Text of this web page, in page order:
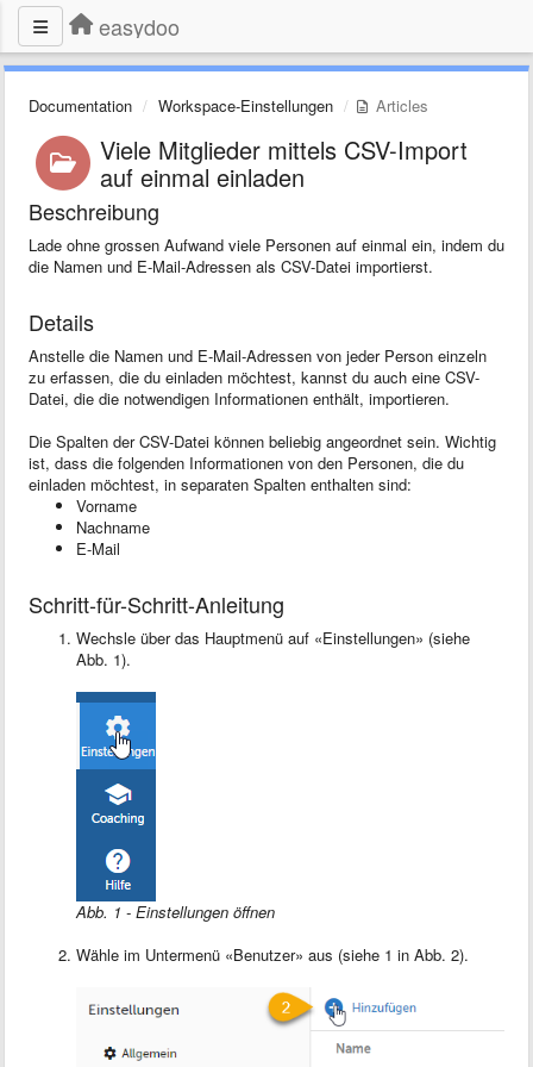
easydoo
Documentation Workspace-Einstellungen Articles
Viele Mitglieder mittels CSV-Import
auf einmal einladen
Beschreibung
Lade ohne grossen Aufwand viele Personen auf einmal ein, indem du
die Namen und E-Mail-Adressen als CSV-Datei importierst.
Details
Anstelle die Namen und E-Mail-Adressen von jeder Person einzeln
zu erfassen, die du einladen möchtest, kannst du auch eine CSV-
Datei, die die notwendigen Informationen enthält, importieren.
Die Spalten der CSV-Datei können beliebig angeordnet sein. Wichtig
ist, dass die folgenden Informationen von den Personen, die du
einladen möchtest, in separaten Spalten enthalten sind:
Vorname
Nachname
E-Mail
Schritt-für-Schritt-Anleitung
Wechsle über das Hauptmenü auf «Einstellungen» (siehe
Abb. 1).
Abb. 1 - Einstellungen öffnen
Wähle im Untermenü «Benutzer» aus (siehe 1 in Abb. 2).